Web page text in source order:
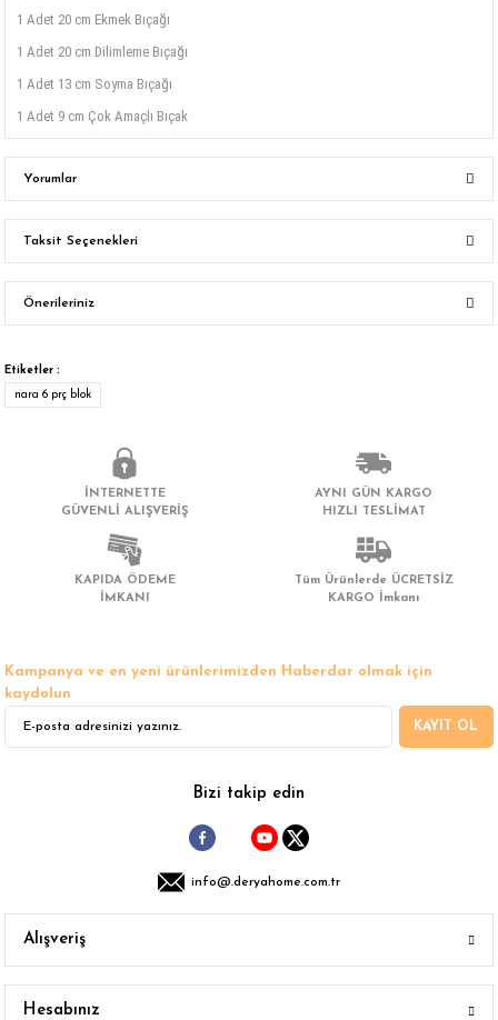
1 Adet 20 cm Ekmek Bıçağı
1 Adet 20 cm Dilimleme Bıçağı
1 Adet 13 cm Soyma Bıçağı
1 Adet 9 cm Çok Amaçlı Bıçak
Yorumlar
Bu ürüne ilk yorumu siz yapın!
Yorum Yaz
Taksit Seçenekleri
Önerileriniz
yetersiz gördüğünüz noktaları öneri formunu kullanarak tarafımıza
iletebilirsiniz.
Görüş ve önerileriniz için teşekkür ederiz.
Ürün resmi kalitesiz, bozuk veya görüntülenemiyor.
Ürün açıklamasında eksik bilgiler bulunuyor.
Ürün fiyatı diğer sitelerden daha pahalı.
Bu ürüne benzer farklı alternatifler olmalı.
Etiketler :
nara 6 prç blok
İNTERNETTE
GÜVENLİ ALIŞVERİŞ
AYNI GÜN KARGO
HIZLI TESLİMAT
KAPIDA ÖDEME
İMKANI
Tüm Ürünlerde ÜCRETSİZ
KARGO İmkanı
Kampanya ve en yeni ürünlerimizden Haberdar olmak için
kaydolun
KAYIT OL
Bizi takip edin
info@.deryahome.com.tr
Alışveriş
Hesabınız